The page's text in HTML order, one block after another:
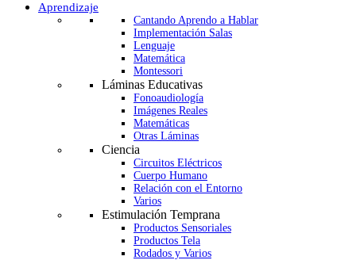
Aprendizaje
Cantando Aprendo a Hablar
Implementación Salas
Lenguaje
Matemática
Montessori
Láminas Educativas
Fonoaudiología
Imágenes Reales
Matemáticas
Otras Láminas
Ciencia
Circuitos Eléctricos
Cuerpo Humano
Relación con el Entorno
Varios
Estimulación Temprana
Productos Sensoriales
Productos Tela
Rodados y Varios